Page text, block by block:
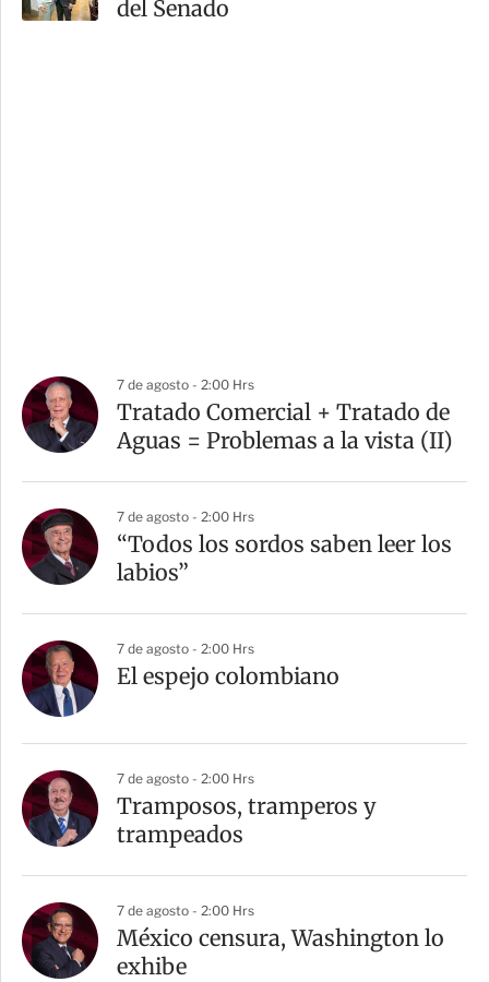
del Senado
7 de agosto - 2:00 Hrs
Tratado Comercial + Tratado de
Aguas = Problemas a la vista (II)
7 de agosto - 2:00 Hrs
“Todos los sordos saben leer los
labios”
7 de agosto - 2:00 Hrs
El espejo colombiano
7 de agosto - 2:00 Hrs
Tramposos, tramperos y
trampeados
7 de agosto - 2:00 Hrs
México censura, Washington lo
exhibe